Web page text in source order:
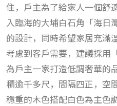
住，戶主為了給家人一個舒
入臨海的大埔白石角「海日
的設計，同時希望家居充滿
考慮到客戶需要，建議採用
為戶主一家打造低調奢華的
積逾千多尺，間隔四正，空
穩重的木色搭配白色為主色